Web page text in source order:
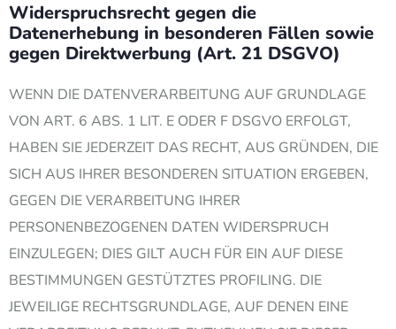
Widerspruchsrecht gegen die
Datenerhebung in besonderen Fällen sowie
gegen Direktwerbung (Art. 21 DSGVO)
WENN DIE DATENVERARBEITUNG AUF GRUNDLAGE
VON ART. 6 ABS. 1 LIT. E ODER F DSGVO ERFOLGT,
HABEN SIE JEDERZEIT DAS RECHT, AUS GRÜNDEN, DIE
SICH AUS IHRER BESONDEREN SITUATION ERGEBEN,
GEGEN DIE VERARBEITUNG IHRER
PERSONENBEZOGENEN DATEN WIDERSPRUCH
EINZULEGEN; DIES GILT AUCH FÜR EIN AUF DIESE
BESTIMMUNGEN GESTÜTZTES PROFILING. DIE
JEWEILIGE RECHTSGRUNDLAGE, AUF DENEN EINE